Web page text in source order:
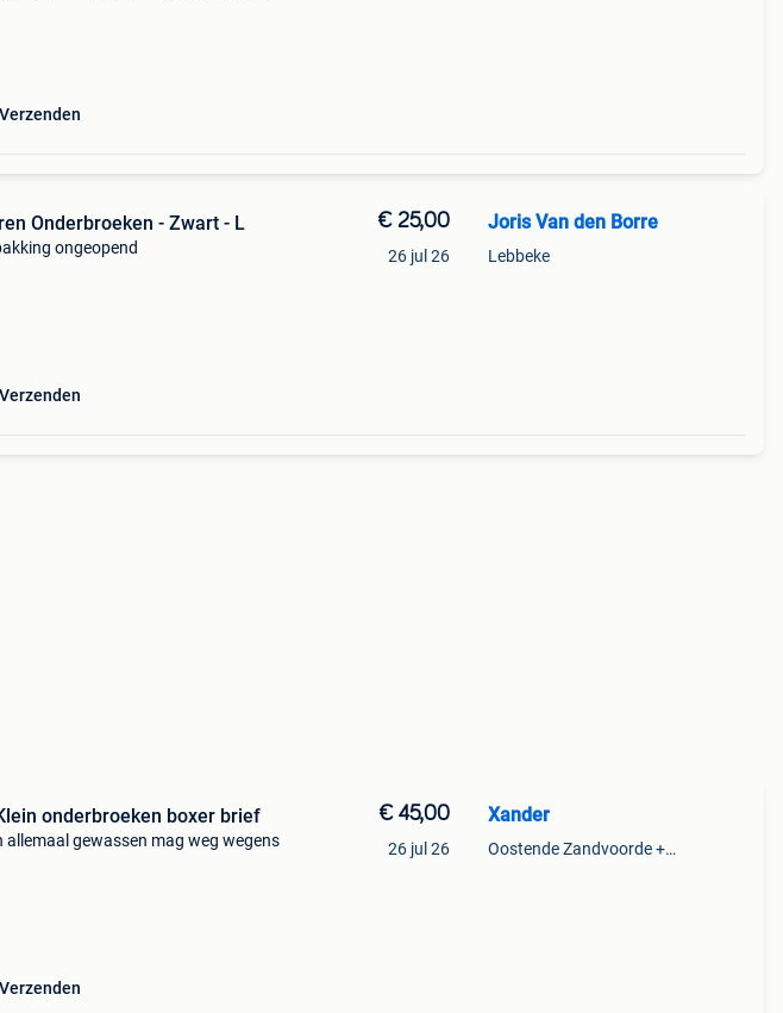
Onderbroeken - Zwart - L
ongeopend
€ 25,00
26 jul 26
Joris Van den Borre
Lebbeke
onderbroeken boxer brief
allemaal gewassen mag weg wegens
€ 45,00
26 jul 26
Xander
Oostende Zandvoorde +Oostende